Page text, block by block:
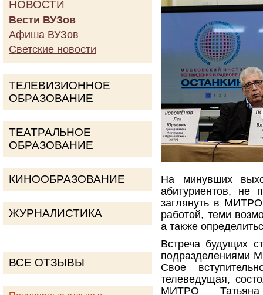
На минувших
абитуриентов, не
заглянуть в
работой, теми
а также
Встреча будущих
подразделениями
Свое
телеведущая,
МИТРО
НОВОСТИ
Вести ВУЗов
Афиша ВУЗов
Светские новости
ТЕЛЕВИЗИОННОЕ
ОБРАЗОВАНИЕ
ТЕАТРАЛЬНОЕ
ОБРАЗОВАНИЕ
КИНООБРАЗОВАНИЕ
ЖУРНАЛИСТИКА
ВСЕ ОТЗЫВЫ